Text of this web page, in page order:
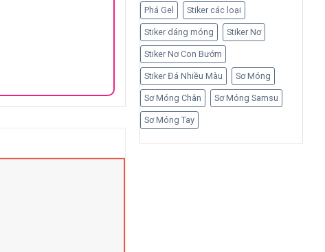
Phá Gel Stiker các loại
Stiker dáng móng Stiker Nơ
Stiker Nơ Con Bướm
Stiker Đá Nhiều Màu Sơ Móng
Sơ Móng Chân Sơ Móng Samsu
Sơ Móng Tay